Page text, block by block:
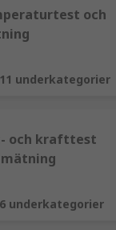
och
underkategorier
och krafttest
underkategorier